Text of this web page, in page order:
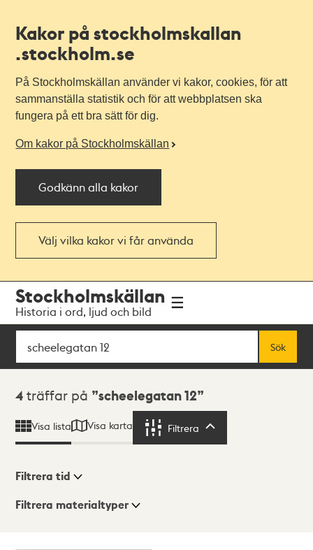
Kakor på stockholmskallan
.stockholm.se
På Stockholmskällan använder vi kakor, cookies, för att
sammanställa statistik och för att webbplatsen ska
fungera på ett bra sätt för dig.
Om kakor på Stockholmskällan
Godkänn alla kakor
Välj vilka kakor vi får använda
navigationen
huvudinnehållet
Stockholmskällan
Historia i ord, ljud och bild
Sök
Sök
Sökresultat
4 träffar på scheelegatan 12
Visa lista Visa karta Filtrera
Visningsläge
Filtrera tid
Filtrera materialtyper